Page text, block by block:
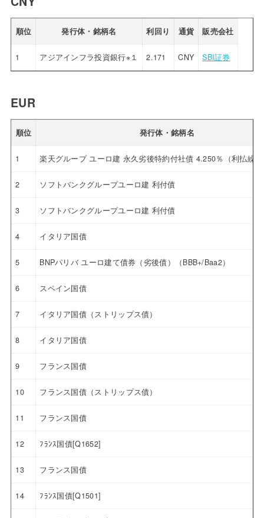
順位 発行体・銘柄名 利回り 通貨 販売会社
1 アジアインフラ投資銀行※１ 2.171 CNY SBI証券
EUR
順位 発行体・銘柄名
1 楽天グループ ユーロ建 永久劣後特約付社債 4.250％（利払繰
2 ソフトバンクグループユーロ建 利付債
3 ソフトバンクグループユーロ建 利付債
4 イタリア国債
5 BNPパリバ ユーロ建て債券（劣後債）（BBB+/Baa2）
6 スペイン国債
7 イタリア国債（ストリップス債）
8 イタリア国債
9 フランス国債
10 フランス国債（ストリップス債）
11 フランス国債
12 ﾌﾗﾝｽ国債[Q1652]
13 フランス国債
14 ﾌﾗﾝｽ国債[Q1501]